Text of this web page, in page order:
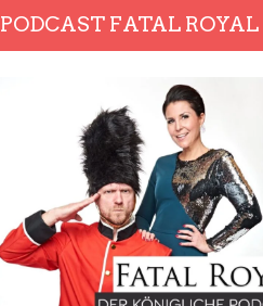
PODCAST FATAL ROYAL